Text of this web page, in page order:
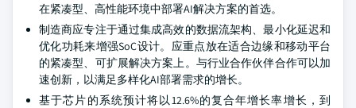
在紧凑型、高性能环境中部署AI解决方案的首选。
制造商应专注于通过集成高效的数据流架构、最小化延迟和
优化功耗来增强SoC设计。应重点放在适合边缘和移动平台
的紧凑型、可扩展解决方案上。与行业合作伙伴合作可以加
速创新，以满足多样化AI部署需求的增长。
基于芯片的系统预计将以12.6%的复合年增长率增长，到